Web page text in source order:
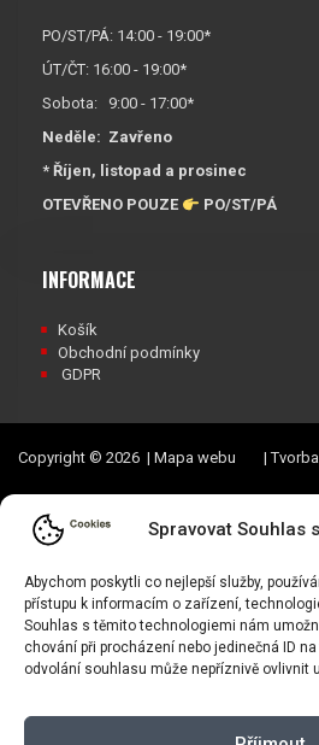
Spravovat Souhlas
Abychom poskytli co nejlepší služby,
přístupu k informacím o zařízení,
Souhlas s těmito technologiemi nám
chování při procházení nebo jedinečná ID
odvolání souhlasu může nepříznivě ovlivnit
PO/ST/PÁ: 14:00 - 19:00*
ÚT/ČT: 16:00 - 19:00*
Sobota: 9:00 - 17:00*
Neděle: Zavřeno
* Říjen, listopad a prosinec
OTEVŘENO POUZE
PO/ST/PÁ
INFORMACE
Košík
Obchodní podmínky
GDPR
Copyright © 2026 | Mapa webu |